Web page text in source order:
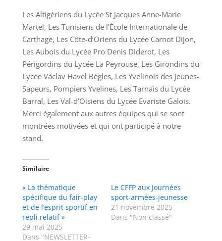
Les Altigériens du Lycée St Jacques Anne-Marie
Martel, Les Tunisiens de l’École Internationale de
Carthage, Les Côte-d’Oriens du Lycée Carnot Dijon,
Les Aubois du Lycée Pro Denis Diderot, Les
Périgordins du Lycée La Peyrouse, Les Girondins du
Lycée Václav Havel Bègles, Les Yvelinois des Jeunes-
Sapeurs, Pompiers Yvelines, Les Tarnais du Lycée
Barral, Les Val-d’Oisiens du Lycée Evariste Galois.
Merci également aux autres équipes qui se sont
montrées motivées et qui ont participé à notre
stand.
Similaire
« La thématique
spécifique du fair-play
et de l’esprit sportif en
repli relatif »
29 mai 2025
Dans "NEWSLETTER-
Le CFFP aux Journées
sport-armées-jeunesse
21 novembre 2025
Dans "Non classé"